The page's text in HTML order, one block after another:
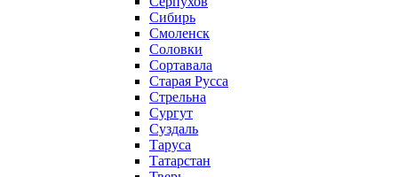
Сибирь
Смоленск
Соловки
Сортавала
Старая Русса
Стрельна
Сургут
Суздаль
Таруса
Татарстан